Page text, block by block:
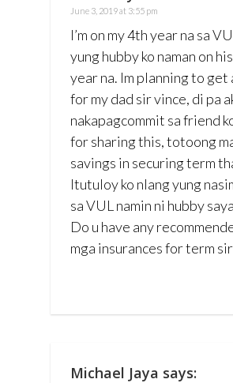
June 3, 2019 at 3:55 pm
I’m on my 4th year na sa
yung hubby ko naman on
year na. Im planning to get
for my dad sir vince, di pa
nakapagcommit sa friend
for sharing this, totoong
savings in securing term
Itutuloy ko nlang yung
sa VUL namin ni hubby
Do u have any
mga insurances for term
Michael Jaya says: